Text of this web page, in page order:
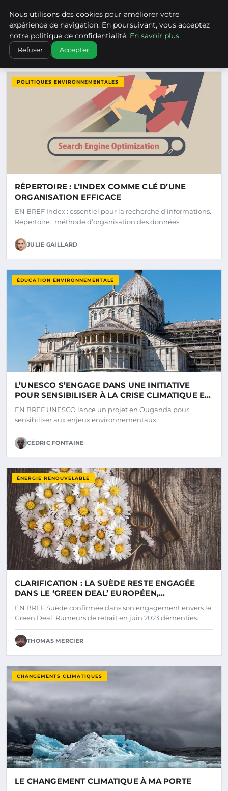
Climatechangenebraska -
CLIMATECHANGENEBRASKA
DERNIERS ARTICLES
POLITIQUES ENVIRONNEMENTALES
RÉPERTOIRE : L’INDEX COMME CLÉ D’UNE
ORGANISATION EFFICACE
EN BREF Index : essentiel pour la recherche d’informations.
Répertoire : méthode d’organisation des données.
JULIE GAILLARD
ÉDUCATION ENVIRONNEMENTALE
L’UNESCO S’ENGAGE DANS UNE INITIATIVE
POUR SENSIBILISER À LA CRISE CLIMATIQUE ET
AUX ENJEUX ENVIRONNEMENTAUX EN
OUGANDA
EN BREF UNESCO lance un projet en Ouganda pour
sensibiliser aux enjeux environnementaux.
CÉDRIC FONTAINE
ÉNERGIE RENOUVELABLE
CLARIFICATION : LA SUÈDE RESTE ENGAGÉE
DANS LE ‘GREEN DEAL’ EUROPÉEN,
CONTRAIREMENT À DES RUMEURS DE RETRAIT
EN JUIN 2023
EN BREF Suède confirmée dans son engagement envers le
Green Deal. Rumeurs de retrait en juin 2023 démenties.
THOMAS MERCIER
CHANGEMENTS CLIMATIQUES
LE CHANGEMENT CLIMATIQUE À MA PORTE
Nous utilisons des cookies pour améliorer votre
expérience de navigation. En poursuivant, vous acceptez
notre politique de confidentialité. En savoir plus
Refuser Accepter